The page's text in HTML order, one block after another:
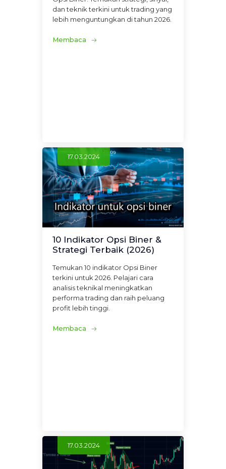
dan teknik terkini untuk trading yang
lebih menguntungkan di tahun 2026.
Membaca
17.03.2024
10 Indikator Opsi Biner &
Strategi Terbaik (2026)
Temukan 10 indikator Opsi Biner
terkini untuk 2026. Pelajari cara
analisis teknikal meningkatkan
performa trading dan raih peluang
profit lebih tinggi.
Membaca
17.03.2024